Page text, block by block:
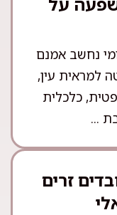
נחשב אמנם
למראית עין,
כלכלית
...
זרים